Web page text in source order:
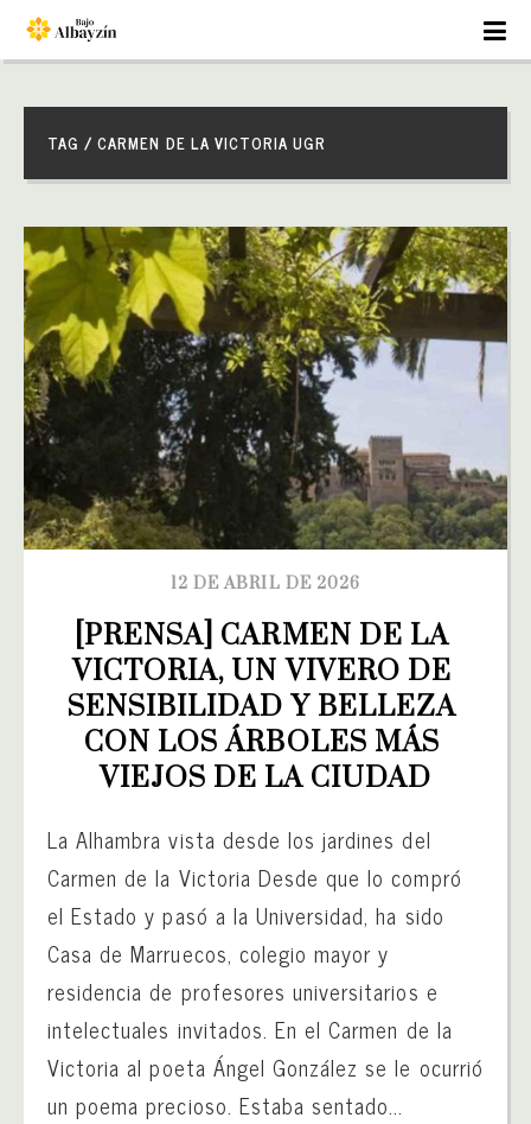
TAG / CARMEN DE LA VICTORIA UGR
12 DE ABRIL DE 2026
[PRENSA] CARMEN DE LA
VICTORIA, UN VIVERO DE
SENSIBILIDAD Y BELLEZA
CON LOS ÁRBOLES MÁS
VIEJOS DE LA CIUDAD
La Alhambra vista desde los jardines del
Carmen de la Victoria Desde que lo compró
el Estado y pasó a la Universidad, ha sido
Casa de Marruecos, colegio mayor y
residencia de profesores universitarios e
intelectuales invitados. En el Carmen de la
Victoria al poeta Ángel González se le ocurrió
un poema precioso. Estaba sentado...